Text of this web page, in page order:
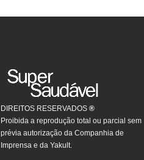
DIREITOS RESERVADOS ®
Proibida a reprodução total ou parcial sem
prévia autorização da Companhia de
Imprensa e da Yakult.